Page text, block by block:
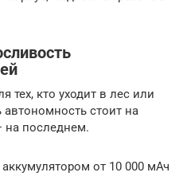
тех, кто уходит в лес или
автономность стоит на
на последнем.
от 10 000 мАч